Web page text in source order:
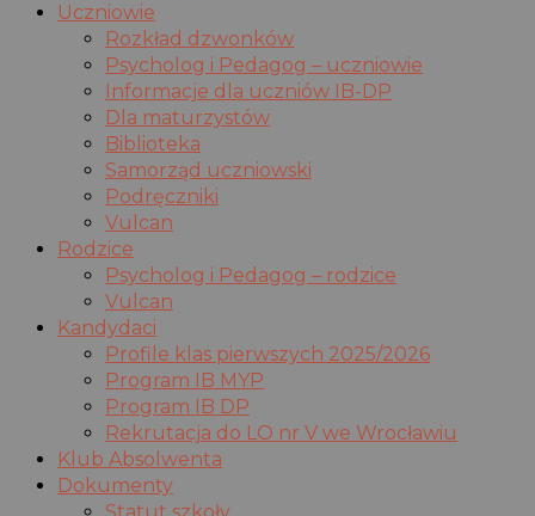
Uczniowie
Rozkład dzwonków
Psycholog i Pedagog – uczniowie
Informacje dla uczniów IB-DP
Dla maturzystów
Biblioteka
Samorząd uczniowski
Podręczniki
Vulcan
Rodzice
Psycholog i Pedagog – rodzice
Vulcan
Kandydaci
Profile klas pierwszych 2025/2026
Program IB MYP
Program IB DP
Rekrutacja do LO nr V we Wrocławiu
Klub Absolwenta
Dokumenty